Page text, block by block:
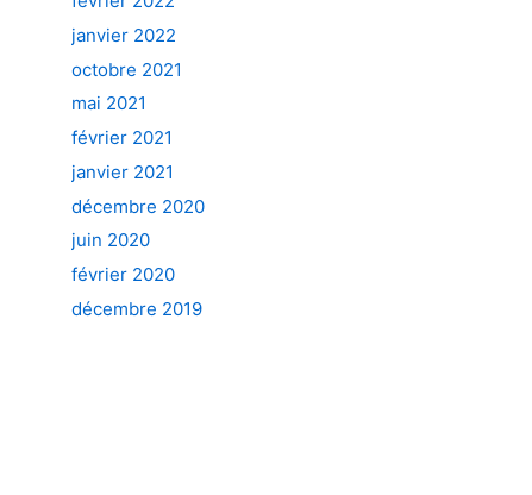
janvier 2022
octobre 2021
mai 2021
février 2021
janvier 2021
décembre 2020
juin 2020
février 2020
décembre 2019